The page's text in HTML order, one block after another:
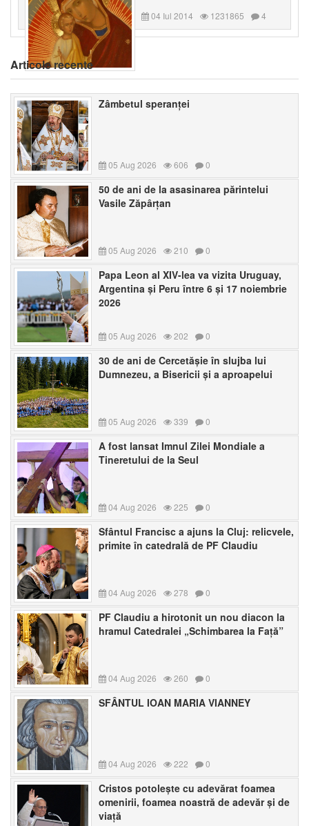
04 Iul 2014 1231865 4
Articole recente
Zâmbetul speranței
05 Aug 2026 606 0
50 de ani de la asasinarea părintelui
Vasile Zăpârțan
05 Aug 2026 210 0
Papa Leon al XIV-lea va vizita Uruguay,
Argentina și Peru între 6 și 17 noiembrie
2026
05 Aug 2026 202 0
30 de ani de Cercetășie în slujba lui
Dumnezeu, a Bisericii și a aproapelui
05 Aug 2026 339 0
A fost lansat Imnul Zilei Mondiale a
Tineretului de la Seul
04 Aug 2026 225 0
Sfântul Francisc a ajuns la Cluj: relicvele,
primite în catedrală de PF Claudiu
04 Aug 2026 278 0
PF Claudiu a hirotonit un nou diacon la
hramul Catedralei „Schimbarea la Față”
04 Aug 2026 260 0
SFÂNTUL IOAN MARIA VIANNEY
04 Aug 2026 222 0
Cristos potolește cu adevărat foamea
omenirii, foamea noastră de adevăr și de
viață